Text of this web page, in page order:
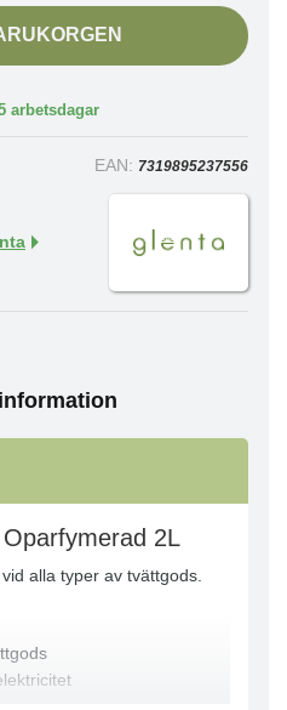
arbetsdagar
EAN: 7319895237556
2L
alla typer av tvättgods.